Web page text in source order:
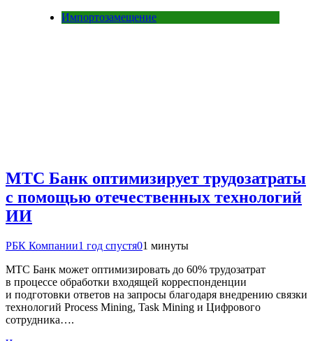
Импортозамещение
МТС Банк оптимизирует трудозатраты
с помощью отечественных технологий
ИИ
РБК Компании1 год спустя01 минуты
МТС Банк может оптимизировать до 60% трудозатрат
в процессе обработки входящей корреспонденции
и подготовки ответов на запросы благодаря внедрению связки
технологий Process Mining, Task Mining и Цифрового
сотрудника….